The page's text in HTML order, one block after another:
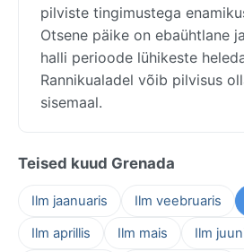
pilviste tingimustega
Otsene päike on ebaühtlane
halli perioode lühikeste
Rannikualadel võib pilvisus
sisemaal.
Teised kuud Grenada
Ilm jaanuaris Ilm veebruaris
Ilm aprillis
Ilm mais Ilm